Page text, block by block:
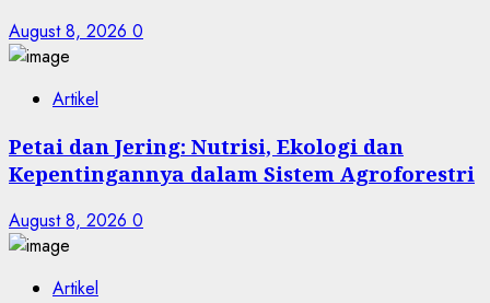
August 8, 2026 0
Artikel
Petai dan Jering: Nutrisi, Ekologi dan
Kepentingannya dalam Sistem Agroforestri
August 8, 2026 0
Artikel